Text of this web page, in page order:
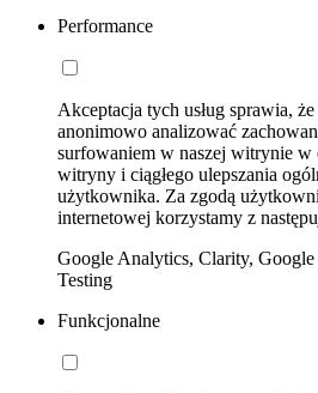
Performance
Akceptacja tych usług sprawia,
anonimowo analizować
surfowaniem w naszej witrynie w
witryny i ciągłego ulepszania
użytkownika. Za zgodą
internetowej korzystamy z
Google Analytics, Clarity,
Testing
Funkcjonalne